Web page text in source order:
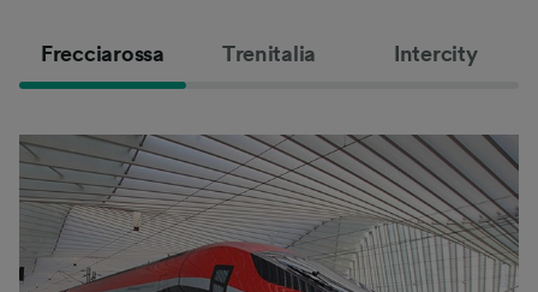
Frecciarossa Trenitalia Intercity